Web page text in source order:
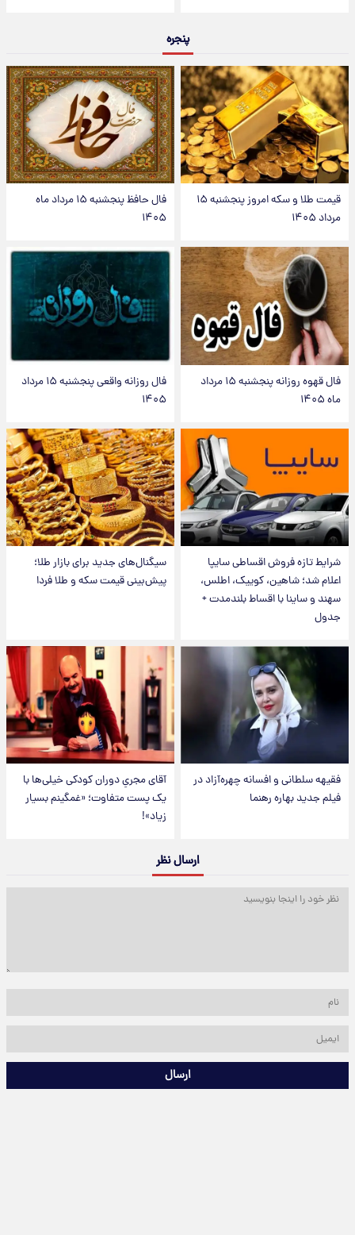
پنجره
قیمت طلا و سکه امروز پنجشنبه ۱۵
مرداد ۱۴۰۵
فال حافظ پنجشنبه ۱۵ مرداد ماه
۱۴۰۵
فال قهوه روزانه پنجشنبه ۱۵ مرداد
ماه ۱۴۰۵
فال روزانه واقعی پنجشنبه ۱۵ مرداد
۱۴۰۵
شرایط تازه فروش اقساطی سایپا
اعلام شد؛ شاهین، کوییک، اطلس،
سهند و ساینا با اقساط بلندمدت +
جدول
سیگنال‌های جدید برای بازار طلا؛
پیش‌بینی قیمت سکه و طلا فردا
فقیهه سلطانی و افسانه چهره‌آزاد در
فیلم جدید بهاره رهنما
آقای مجریِ دوران کودکی خیلی‌ها با
یک پست متفاوت؛ «غمگینم بسیار
زیاد»!
ارسال نظر
ارسال